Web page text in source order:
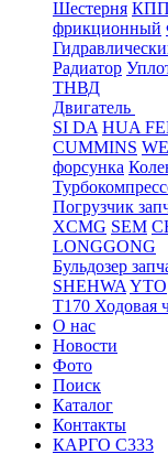
Шестерня КПП
фрикционный
Радиатор
ТНВД
Двигатель
SI DA HUA
CUMMINS
форсунка
Погрузчик
XCMG SEM
LONGGONG
Бульдозер
SHEHWA YTO
T170 Ходовая
О нас
Новости
Фото
Поиск
Каталог
Контакты
КАРГО С333